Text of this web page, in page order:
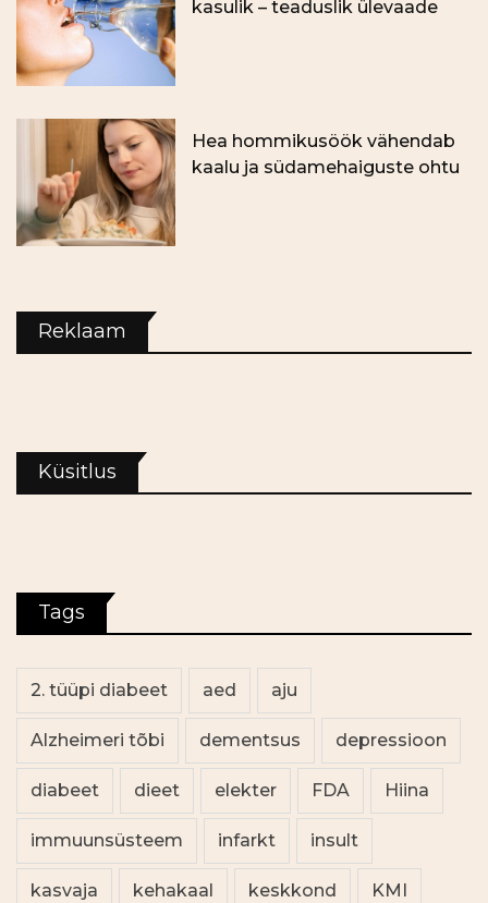
kasulik – teaduslik ülevaade
Hea hommikusöök vähendab
kaalu ja südamehaiguste ohtu
Reklaam
Küsitlus
Tags
2. tüüpi diabeet aed aju
Alzheimeri tõbi dementsus depressioon
diabeet dieet elekter FDA Hiina
immuunsüsteem infarkt insult
kasvaja kehakaal keskkond KMI